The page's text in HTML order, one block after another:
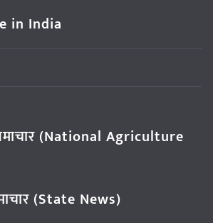
in India
समाचार (National Agriculture
(State News)